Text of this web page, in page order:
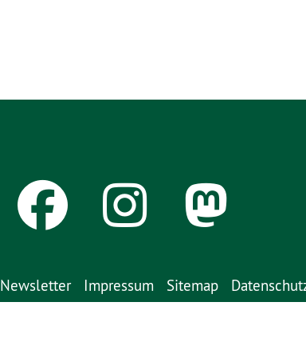
Newsletter Impressum Sitemap